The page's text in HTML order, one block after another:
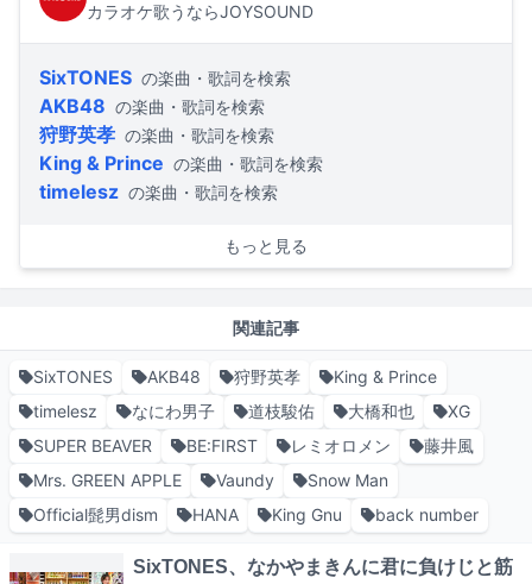
カラオケ歌うならJOYSOUND
SixTONES の楽曲・歌詞を検索
AKB48 の楽曲・歌詞を検索
狩野英孝 の楽曲・歌詞を検索
King & Prince の楽曲・歌詞を検索
timelesz の楽曲・歌詞を検索
もっと見る
関連記事
SixTONES AKB48 狩野英孝
King & Prince
timelesz
なにわ男子 道枝駿佑 大橋和也
XG
SUPER BEAVER
BE:FIRST レミオロメン
藤井風
Mrs. GREEN APPLE
Vaundy
Snow Man
Official髭男dism
HANA King Gnu back number
SixTONES、なかやまきんに君に負けじと筋